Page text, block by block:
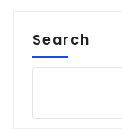
Search